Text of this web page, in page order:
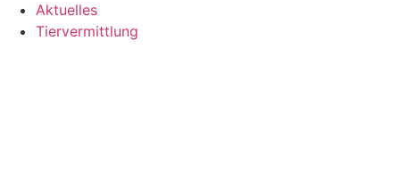
Aktuelles
Tiervermittlung